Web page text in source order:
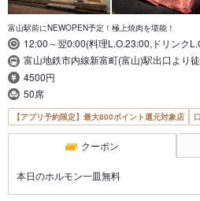
富山駅前にNEWOPEN予定！極上焼肉を堪能！
12:00～翌0:00(料理L.O.23:00,ドリンク
富山地鉄市内線新富町(富山)駅出口より
4500円
50席
【アプリ予約限定】最大800ポイント還元対象店
クーポン
本日のホルモン一皿無料